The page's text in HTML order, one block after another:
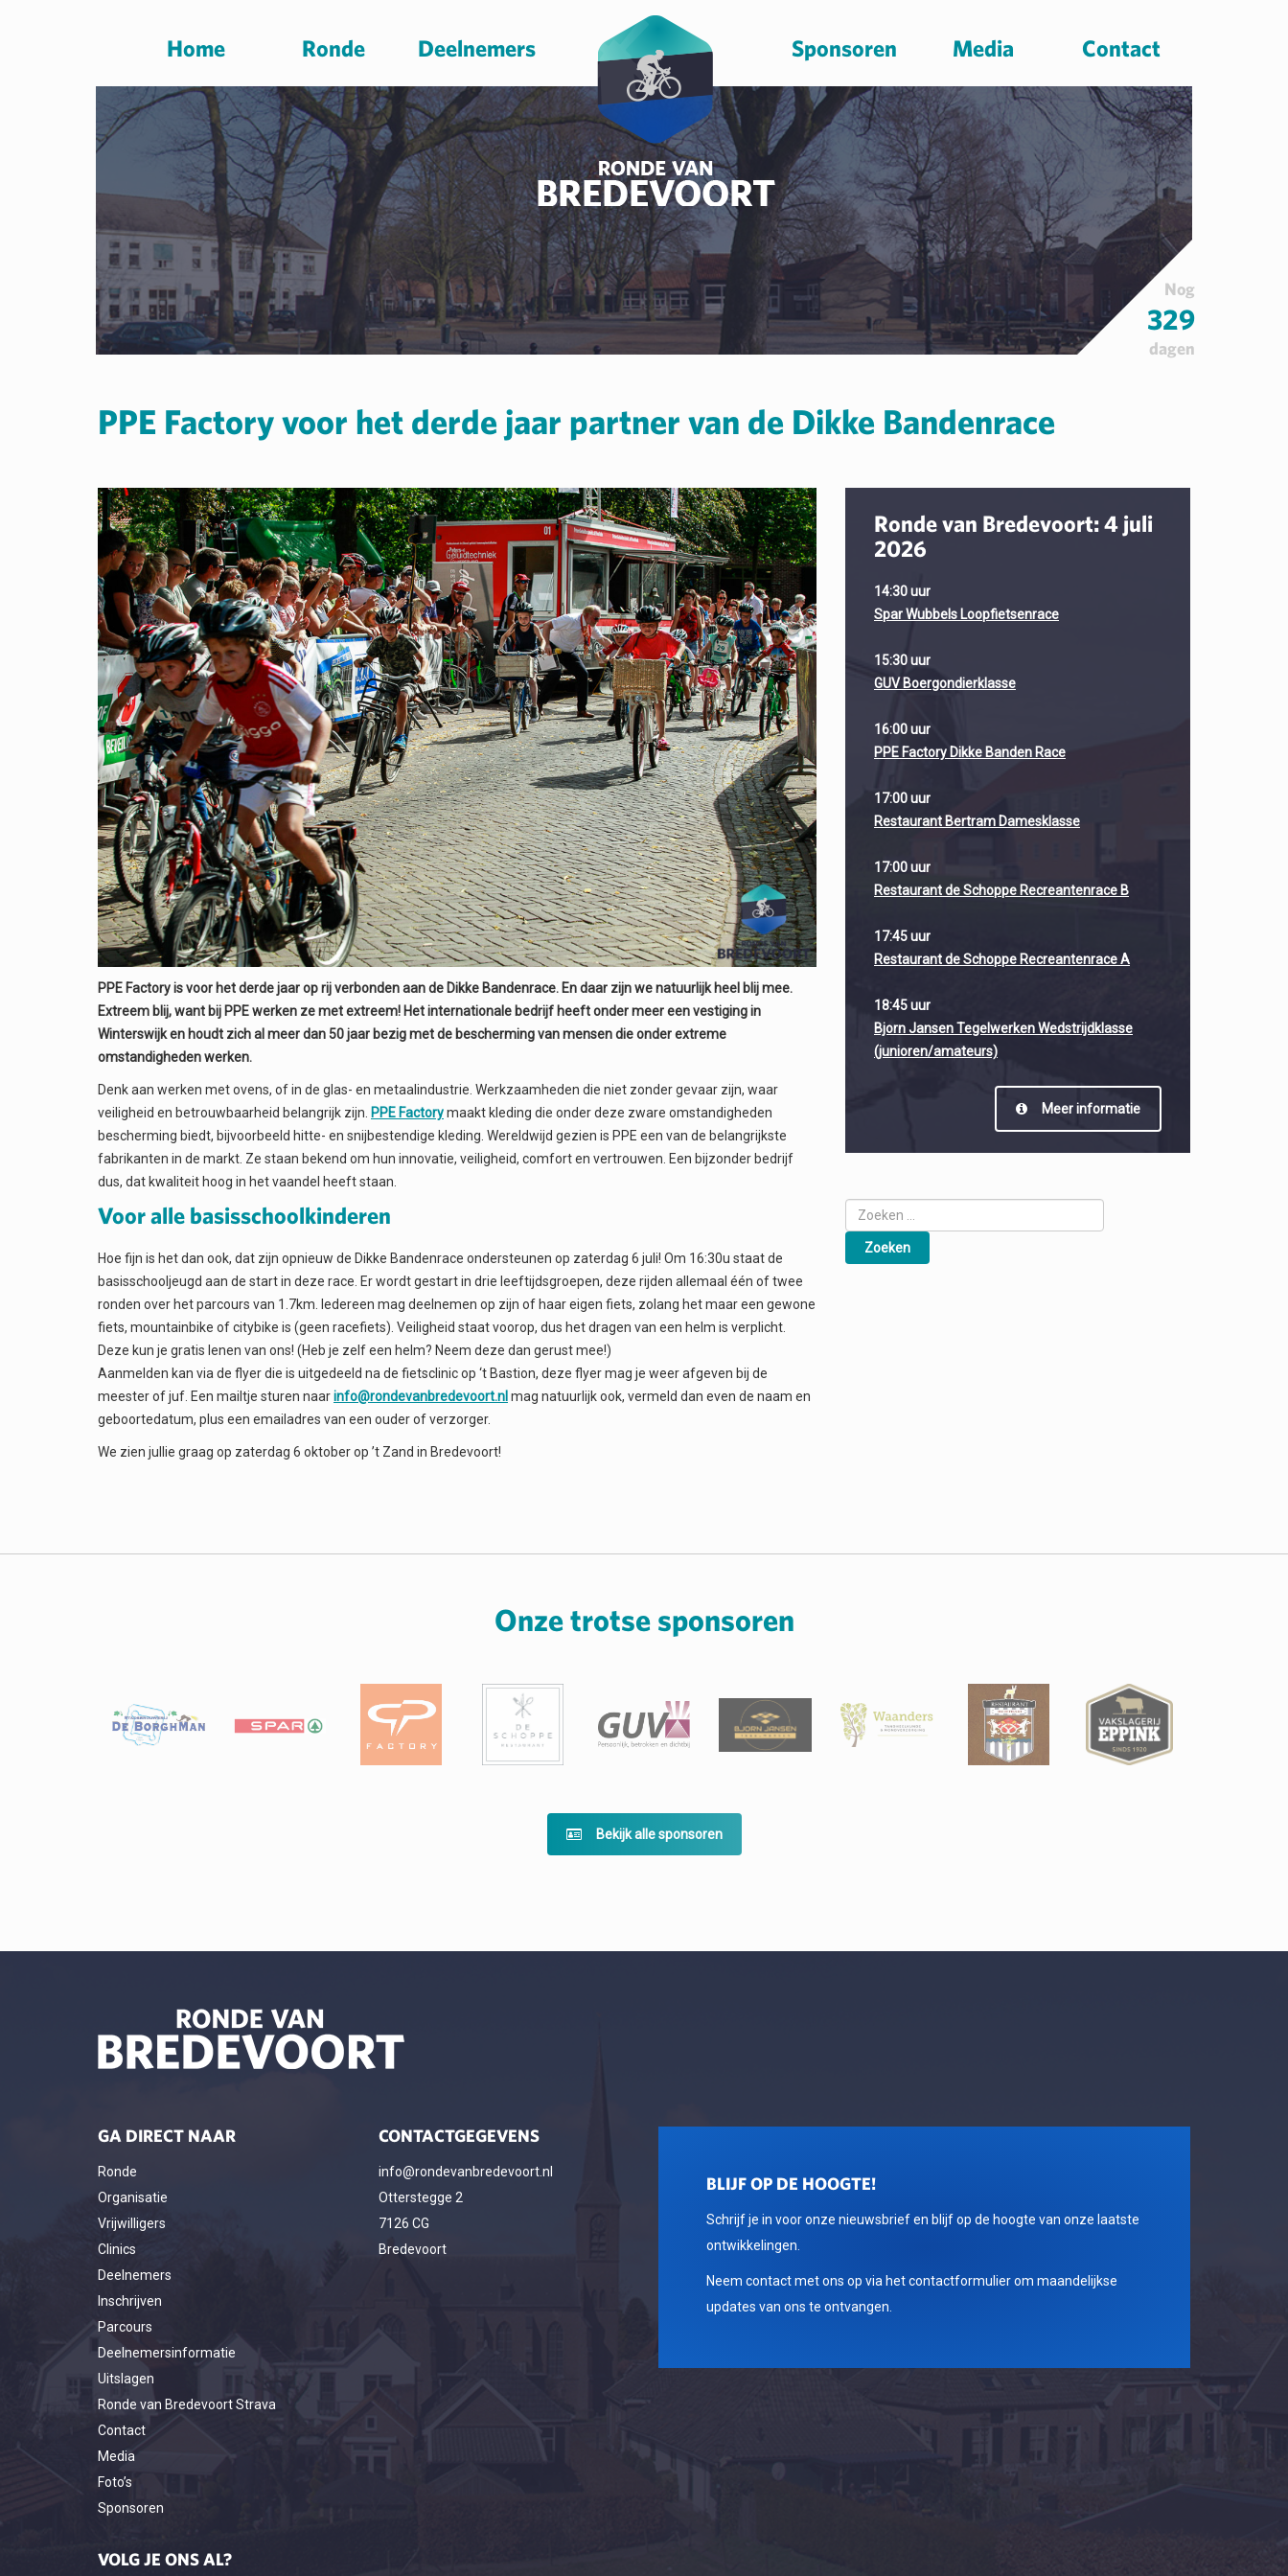
Home Ronde Deelnemers Contact
Media
Sponsoren
Nog
329
dagen
PPE Factory voor het derde jaar partner van de Dikke Bandenrace
PPE Factory is voor het derde jaar op rij verbonden aan de Dikke Bandenrace. En daar zijn we natuurlijk heel blij mee.
Extreem blij, want bij PPE werken ze met extreem! Het internationale bedrijf heeft onder meer een vestiging in
Winterswijk en houdt zich al meer dan 50 jaar bezig met de bescherming van mensen die onder extreme
omstandigheden werken.
Denk aan werken met ovens, of in de glas- en metaalindustrie. Werkzaamheden die niet zonder gevaar zijn, waar
veiligheid en betrouwbaarheid belangrijk zijn. PPE Factorymaakt kleding die onder deze zware omstandigheden
bescherming biedt, bijvoorbeeld hitte- en snijbestendige kleding. Wereldwijd gezien is PPE een van de belangrijkste
fabrikanten in de markt. Ze staan bekend om hun innovatie, veiligheid, comfort en vertrouwen. Een bijzonder bedrijf
dus, dat kwaliteit hoog in het vaandel heeft staan.
Voor alle basisschoolkinderen
Hoe fijn is het dan ook, dat zijn opnieuw de Dikke Bandenrace ondersteunen op zaterdag 6 juli! Om 16:30u staat de
basisschooljeugd aan de start in deze race. Er wordt gestart in drie leeftijdsgroepen, deze rijden allemaal één of twee
ronden over het parcours van 1.7km. Iedereen mag deelnemen op zijn of haar eigen fiets, zolang het maar een gewone
fiets, mountainbike of citybike is (geen racefiets). Veiligheid staat voorop, dus het dragen van een helm is verplicht.
Deze kun je gratis lenen van ons! (Heb je zelf een helm? Neem deze dan gerust mee!)
Aanmelden kan via de flyer die is uitgedeeld na de fietsclinic op ‘t Bastion, deze flyer mag je weer afgeven bij de
meester of juf. Een mailtje sturen naarinfo@rondevanbredevoort.nl mag natuurlijk ook, vermeld dan even de naam en
geboortedatum, plus een emailadres van een ouder of verzorger.
We zien jullie graag op zaterdag 6 oktober op ’t Zand in Bredevoort!
Ronde van Bredevoort: 4 juli
2026
14:30 uur
Spar Wubbels Loopfietsenrace
15:30 uur
GUV Boergondierklasse
16:00 uur
PPE Factory Dikke Banden Race
17:00 uur
Restaurant Bertram Damesklasse
17:00 uur
Restaurant de Schoppe Recreantenrace B
17:45 uur
Restaurant de Schoppe Recreantenrace A
18:45 uur
Bjorn Jansen Tegelwerken Wedstrijdklasse
(junioren/amateurs)
Meer informatie
Zoeken
naar:
Onze trotse sponsoren
Bekijk alle sponsoren
GA DIRECT NAAR
Ronde
Organisatie
Vrijwilligers
Clinics
Deelnemers
Inschrijven
Parcours
Deelnemersinformatie
Uitslagen
Ronde van Bredevoort Strava
Contact
Media
Foto’s
Sponsoren
VOLG JE ONS AL?
CONTACTGEGEVENS
info@rondevanbredevoort.nl
Otterstegge 2
7126 CG
Bredevoort
BLIJF OP DE HOOGTE!
Schrijf je in voor onze nieuwsbrief en blijf op de hoogte van onze laatste
ontwikkelingen.
Neem contact met ons op via het contactformulier om maandelijkse
updates van ons te ontvangen.